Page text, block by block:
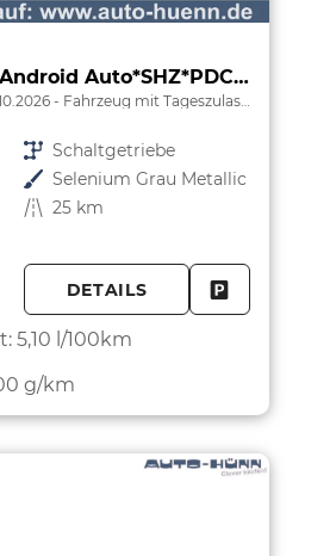
Allure Turbo 100 PS Android Auto*SHZ*PDC v/h*Klimaauto*Tempomat*
Fahrzeug mit Tageszulassung
Getriebe Schaltgetriebe
Außenfarbe Selenium Grau Metallic
Kilometerstand 25 km
DETAILS
5,10 l/100km
g/km